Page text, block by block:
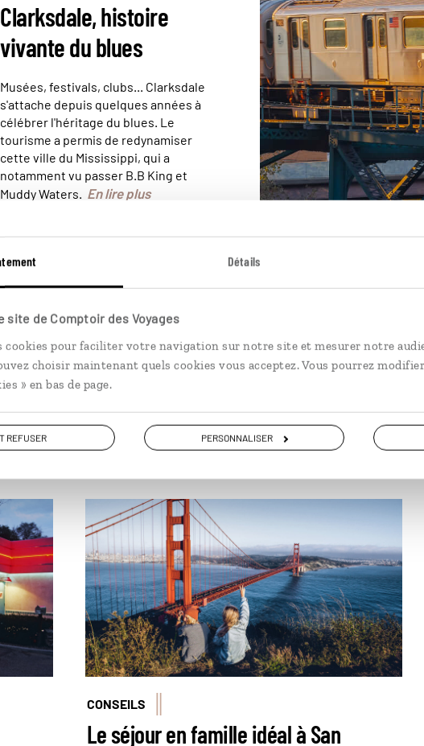
Détails
site de Comptoir des Voyages
cookies pour faciliter votre navigation sur notre site et mesurer notre
choisir maintenant quels cookies vous acceptez. Vous pourrez
» en bas de page.
REFUSER PERSONNALISER
Clarksdale, histoire
vivante du blues
Musées, festivals, clubs... Clarksdale
s'attache depuis quelques années à
célébrer l'héritage du blues. Le
tourisme a permis de redynamiser
cette ville du Mississippi, qui a
notamment vu passer B.B King et
Muddy Waters. En lire plus
Comment
quelques tips devraient
© EyeEm Mobile GmbH/iStock
CONSEILS
Le séjour en famille idéal à San